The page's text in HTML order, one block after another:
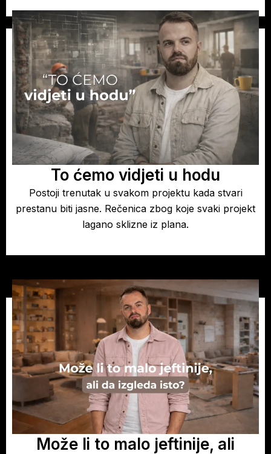
To ćemo vidjeti u hodu
Postoji trenutak u svakom projektu kada stvari
prestanu biti jasne. Rečenica zbog koje svaki projekt
lagano sklizne iz plana.
Može li to malo jeftinije, ali